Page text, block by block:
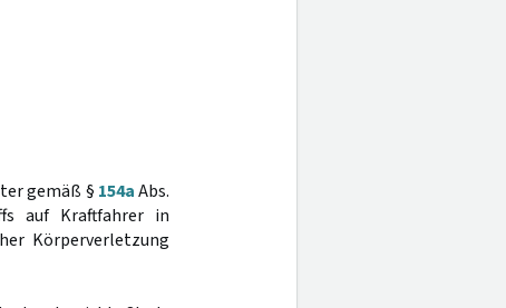
gemäß § 154aAbs.
auf Kraftfahrer in
Körperverletzung